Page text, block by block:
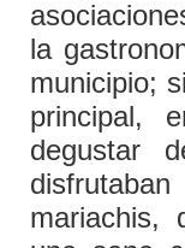
la
municipio;
principal,
degustar
mariachis,